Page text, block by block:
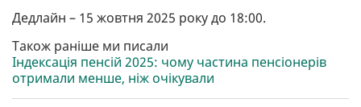
Дедлайн – 15 жовтня 2025 року до 18:00.
Також раніше ми писали
Індексація пенсій 2025: чому частина пенсіонерів
отримали менше, ніж очікували